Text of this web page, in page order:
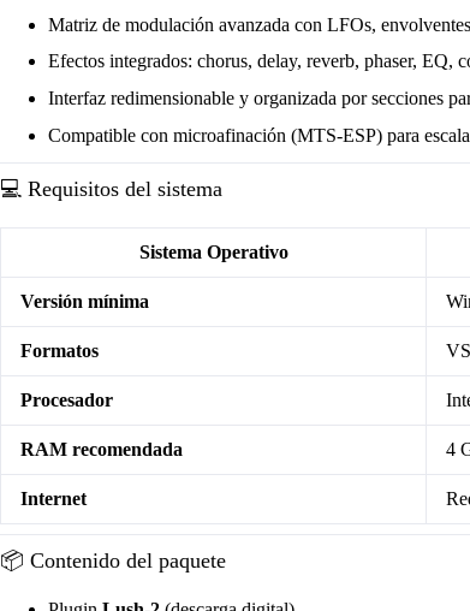
Matriz de modulación avanzada con LFOs,
Efectos integrados: chorus, delay, reverb, phaser, EQ,
Interfaz redimensionable y organizada por secciones
Compatible con microafinación (MTS-ESP) para
💻 Requisitos del sistema
Sistema Operativo
Versión mínima
Formatos
Procesador
RAM recomendada 4
Internet
📦 Contenido del paquete